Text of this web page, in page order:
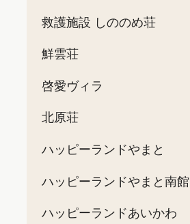
救護施設 しののめ荘
鮮雲荘
啓愛ヴィラ
北原荘
ハッピーランドやまと
ハッピーランドやまと南館
ハッピーランドあいかわ